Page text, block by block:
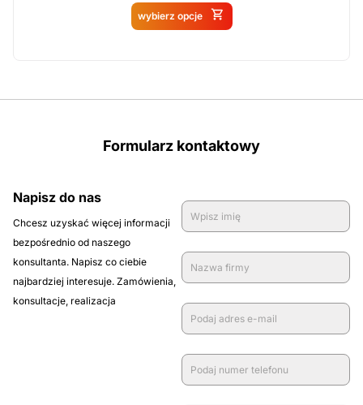
wybierz opcje
Produkt dostępny na
Formularz kontaktowy
Napisz do nas
Chcesz uzyskać więcej informacji
bezpośrednio od naszego
konsultanta. Napisz co ciebie
najbardziej interesuje. Zamówienia,
konsultacje, realizacja